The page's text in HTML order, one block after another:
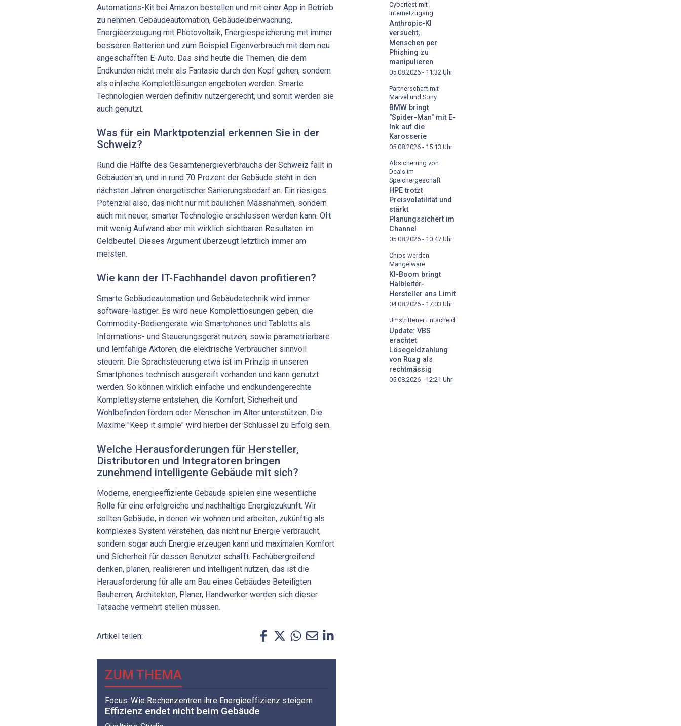
Automations-Kit bei Amazon bestellen und mit einer App in Betrieb
zu nehmen. Gebäudeautomation, Gebäudeüberwachung,
Energieerzeugung mit Photovoltaik, Energiespeicherung mit immer
besseren Batterien und zum Beispiel Eigenverbrauch mit dem neu
angeschafften E-Auto. Das sind heute die Themen, die dem
Endkunden nicht mehr als Fantasie durch den Kopf gehen, sondern
als einfache Komplettlösungen angeboten werden. Smarte
Technologien werden definitiv nutzergerecht, und somit werden sie
auch genutzt.
Was für ein Marktpotenzial erkennen Sie in der
Schweiz?
Rund die Hälfte des Gesamtenergieverbrauchs der Schweiz fällt in
Gebäuden an, und in rund 70 Prozent der Gebäude steht in den
nächsten Jahren energetischer Sanierungsbedarf an. Ein riesiges
Potenzial also, das nicht nur mit baulichen Massnahmen, sondern
auch mit neuer, smarter Technologie erschlossen werden kann. Oft
mit wenig Aufwand aber mit wirklich sichtbaren Resultaten im
Geldbeutel. Dieses Argument überzeugt letztlich immer am
meisten.
Wie kann der IT-Fachhandel davon profitieren?
Smarte Gebäudeautomation und Gebäudetechnik wird immer
software-lastiger. Es wird neue Komplettlösungen geben, die
Commodity-Bediengeräte wie Smartphones und Tabletts als
Informations- und Steuerungsgerät nutzen, sowie parametrierbare
und lernfähige Aktoren, die elektrische Verbraucher sinnvoll
steuern. Die Sprachsteuerung etwa ist im Prinzip in unseren
Smartphones technisch ausgereift vorhanden und kann genutzt
werden. So können wirklich einfache und endkundengerechte
Komplettsysteme entstehen, die Komfort, Sicherheit und
Wohlbefinden fördern oder Menschen im Alter unterstützen. Die
Maxime "Keep it simple" wird hierbei der Schlüssel zu Erfolg sein.
Welche Herausforderungen für Hersteller,
Distributoren und Integratoren bringen
zunehmend intelligente Gebäude mit sich?
Moderne, energieeffiziente Gebäude spielen eine wesentliche
Rolle für eine erfolgreiche und nachhaltige Energiezukunft. Wir
sollten Gebäude, in denen wir wohnen und arbeiten, zukünftig als
komplexes System verstehen, das nicht nur Energie verbraucht,
sondern sogar auch Energie erzeugen kann und maximalen Komfort
und Sicherheit für dessen Benutzer schafft. Fachübergreifend
denken, planen, realisieren und intelligent nutzen, das ist die
Herausforderung für alle am Bau eines Gebäudes Beteiligten.
Bauherren, Architekten, Planer, Handwerker werden sich dieser
Tatsache vermehrt stellen müssen.
Artikel teilen:
ZUM THEMA
Focus: Wie Rechenzentren ihre Energieeffizienz steigern
Effizienz endet nicht beim Gebäude
Cybertest mit
Internetzugang
Anthropic-KI
versucht,
Menschen per
Phishing zu
manipulieren
05.08.2026 - 11:32 Uhr
Partnerschaft mit
Marvel und Sony
BMW bringt
"Spider-Man" mit E-
Ink auf die
Karosserie
05.08.2026 - 15:13 Uhr
Absicherung von
Deals im
Speichergeschäft
HPE trotzt
Preisvolatilität und
stärkt
Planungssichert im
Channel
05.08.2026 - 10:47 Uhr
Chips werden
Mangelware
KI-Boom bringt
Halbleiter-
Hersteller ans Limit
04.08.2026 - 17:03 Uhr
Umstrittener Entscheid
Update: VBS
erachtet
Lösegeldzahlung
von Ruag als
rechtmässig
05.08.2026 - 12:21 Uhr